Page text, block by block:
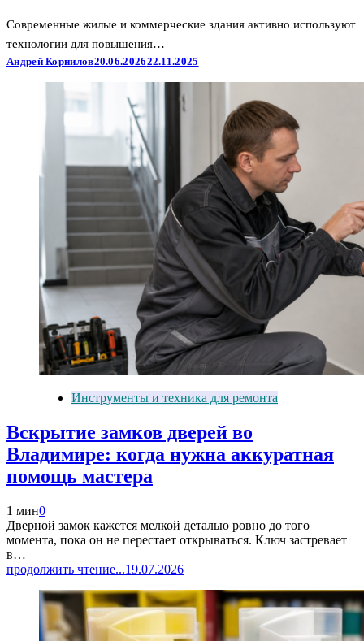
Современные жилые и коммерческие здания активно используют
технологии для повышения…
Андрей Корнилов20.06.202622.11.2025
Инструменты и техника для ремонта
Вскрытие замков дверей во
Владимире: когда нужна аккуратная
помощь мастера
1 мин0
Дверной замок кажется мелкой деталью ровно до того
момента, пока он не перестает открываться. Ключ застревает
в…
продолжить чтение...19.07.2026